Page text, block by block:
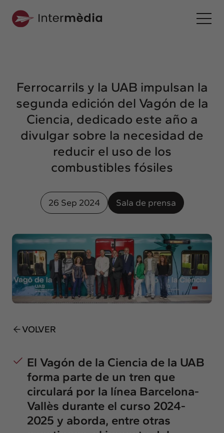
Interconexión
Nuestros servicios
Interacción
Proyectos
Intermèdia
Confidencial
Interrelación
Clientes
Actualidad
Intercambio
Contacto
info@intermedia.es +34 934 157 662
Ferrocarrils y la UAB impulsan la
segunda edición del Vagón de la
Ciencia, dedicado este año a
divulgar sobre la necesidad de
reducir el uso de los
combustibles fósiles
26 Sep 2024 Sala de prensa
VOLVER
El Vagón de la Ciencia de la UAB
forma parte de un tren que
circulará por la línea Barcelona-
Vallès durante el curso 2024-
2025 y aborda, entre otras